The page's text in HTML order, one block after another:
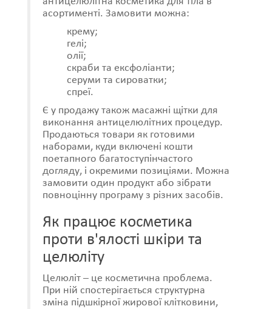
асортименті. Замовити можна:
крему;
гелі;
олії;
скраби та ексфоліанти;
серуми та сироватки;
спреї.
Є у продажу також масажні щітки для
виконання антицелюлітних процедур.
Продаються товари як готовими
наборами, куди включені кошти
поетапного багатоступінчастого
догляду, і окремими позиціями. Можна
замовити один продукт або зібрати
повноцінну програму з різних засобів.
Як працює косметика
проти в'ялості шкіри та
целюліту
Целюліт – це косметична проблема.
При ній спостерігається структурна
зміна підшкірної жирової клітковини,